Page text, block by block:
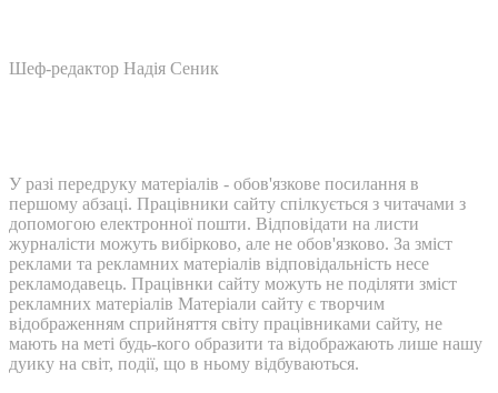
Шеф-редактор Надія Сеник
У разі передруку матеріалів - обов'язкове посилання в
першому абзаці. Працівники сайту спілкується з читачами з
допомогою електронної пошти. Відповідати на листи
журналісти можуть вибірково, але не обов'язково. За зміст
реклами та рекламних матеріалів відповідальність несе
рекламодавець. Працівнки сайту можуть не поділяти зміст
рекламних матеріалів Матеріали сайту є творчим
відображенням сприйняття світу працівниками сайту, не
мають на меті будь-кого образити та відображають лише нашу
дуику на світ, події, що в ньому відбуваються.